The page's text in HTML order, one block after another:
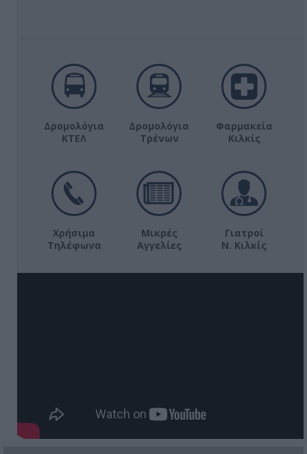
Δρομολόγια
ΚΤΕΛ
Δρομολόγια
Τρένων
Φαρμακεία
Κιλκίς
Χρήσιμα
Τηλέφωνα
Μικρές
Αγγελίες
Γιατροί
Ν. Κιλκίς